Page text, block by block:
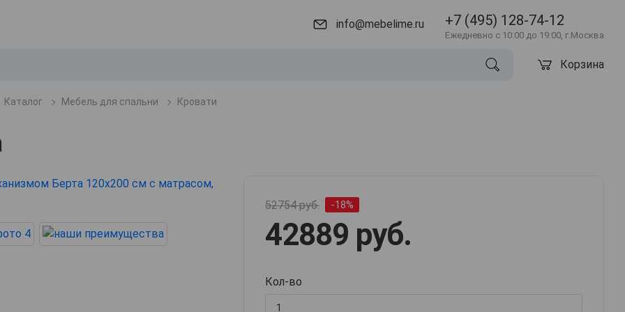
info@mebelime.ru +7 (495) 128-74-12
Ежедневно с 10:00 до 19:00, г.Москва
Корзина
Каталог Мебель для спальни Кровати
52754 руб. -18%
42889 руб.
Кол-во